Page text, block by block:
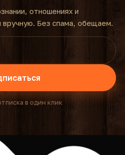
отношениях и
вручную. Без спама, обещаем.
в один клик